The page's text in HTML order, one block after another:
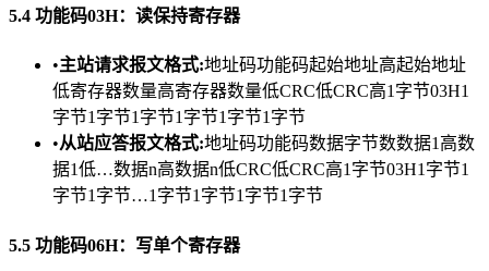
​5.4 功能码03H：读保持寄存器​
•​​主站请求报文格式:​​地址码功能码起始地址高起始地址
低寄存器数量高寄存器数量低CRC低CRC高1字节03H1
字节1字节1字节1字节1字节1字节
•​​从站应答报文格式:​​地址码功能码数据字节数数据1高数
据1低…数据n高数据n低CRC低CRC高1字节03H1字节1
字节1字节…1字节1字节1字节1字节
​5.5 功能码06H：写单个寄存器​